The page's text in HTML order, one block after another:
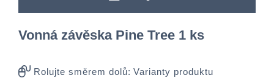
Vonná závěska Pine Tree 1 ks
Rolujte směrem dolů: Varianty produktu